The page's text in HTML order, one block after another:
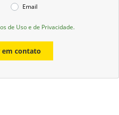
Email
de Uso e de Privacidade.
em contato